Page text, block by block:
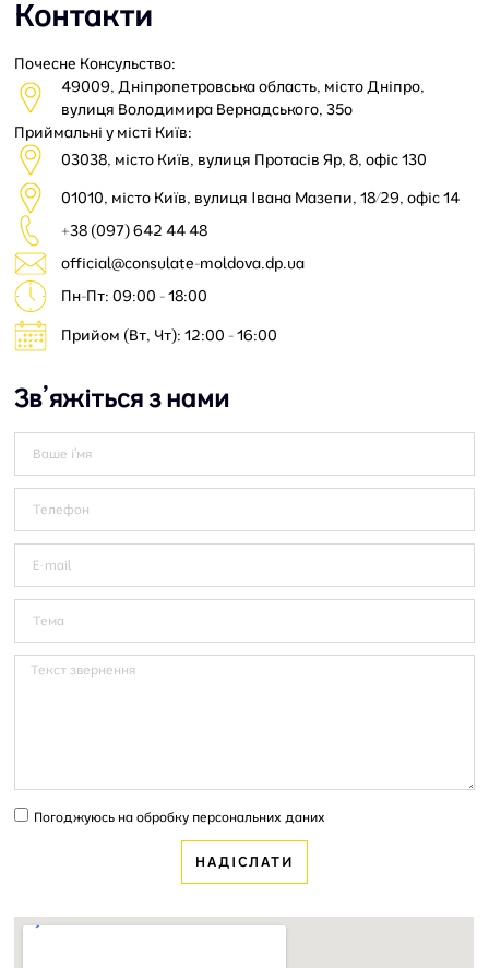
Контакти
Почесне Консульство:
49009, Дніпропетровська область, місто Дніпро,
вулиця Володимира Вернадського, 35o
Приймальні у місті Київ:
03038, місто Київ, вулиця Протасів Яр, 8, офіс 130
01010, місто Київ, вулиця Івана Мазепи, 18/29, офіс 14
+38 (097) 642 44 48
official@consulate-moldova.dp.ua
Пн-Пт: 09:00 - 18:00
Прийом (Вт, Чт): 12:00 - 16:00
Зв’яжіться з нами
Погоджуюсь на обробку персональних даних
НАДІСЛАТИ